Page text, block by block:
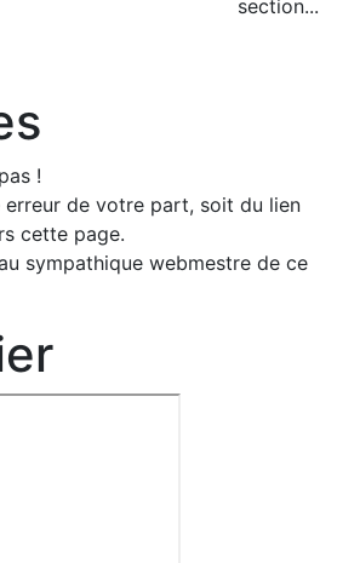
section...
!
de votre part, soit du lien
cette page.
sympathique webmestre de ce